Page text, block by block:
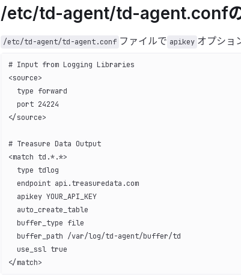
/etc/td-agent/td-agent.conf
/etc/td-agent/td-agent.conf ファイルで apikey オプショ
# Input from Logging Libraries
<source>
  type forward
  port 24224
</source>
# Treasure Data Output
<match td.*.*>
  type tdlog
  endpoint api.treasuredata.com
  apikey YOUR_API_KEY
  auto_create_table
  buffer_type file
  buffer_path /var/log/td-agent/buffer/td
  use_ssl true
</match>